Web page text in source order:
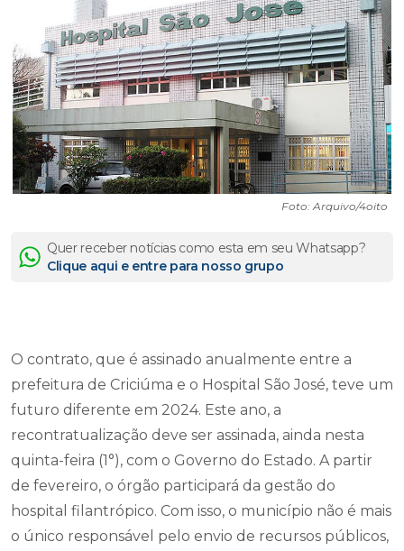
Foto: Arquivo/4oito
Quer receber notícias como esta em seu Whatsapp?
Clique aqui e entre para nosso grupo
O contrato, que é assinado anualmente entre a
prefeitura de Criciúma e o Hospital São José, teve um
futuro diferente em 2024. Este ano, a
recontratualização deve ser assinada, ainda nesta
quinta-feira (1°), com o Governo do Estado. A partir
de fevereiro, o órgão participará da gestão do
hospital filantrópico. Com isso, o município não é mais
o único responsável pelo envio de recursos públicos,